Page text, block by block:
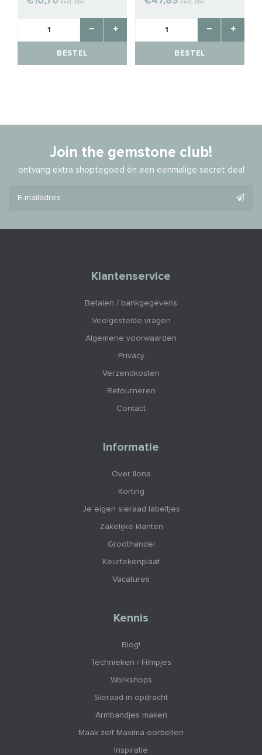
Excl. btw
BESTEL
Excl. btw
BESTEL
Join the gemstone club!
ontvang extra shoptegoed én een eenmalige secret deal
Klantenservice
Betalen / bankgegevens
Veelgestelde vragen
Algemene voorwaarden
Privacy
Verzendkosten
Retourneren
Contact
Informatie
Over Ilona
Korting
Je eigen sieraad labeltjes
Zakelijke klanten
Groothandel
Keurtekenplaat
Vacatures
Kennis
Blog!
Technieken / Filmpjes
Workshops
Sieraad in opdracht
Armbandjes maken
Maak zelf Maxima oorbellen
Inspiratie